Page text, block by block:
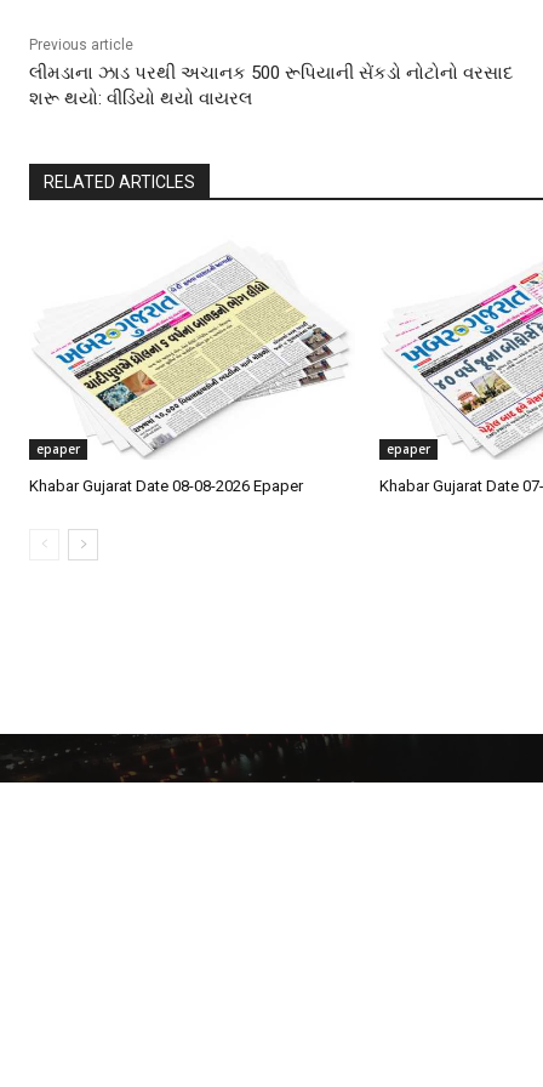
Previous article
લીમડાના ઝાડ પરથી અચાનક 500 રૂપિયાની સેંકડો નોટોનો વરસાદ
શરૂ થયો: વીડિયો થયો વાયરલ
RELATED ARTICLES
epaper
Khabar Gujarat Date 08-08-2026 Epaper
epaper
Khabar Gujarat Date